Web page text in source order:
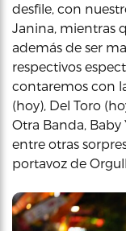
desfile, con
Janina, mientras
además de ser
respectivos
contaremos con
(hoy), Del Toro
Otra Banda, Baby
entre otras
portavoz de